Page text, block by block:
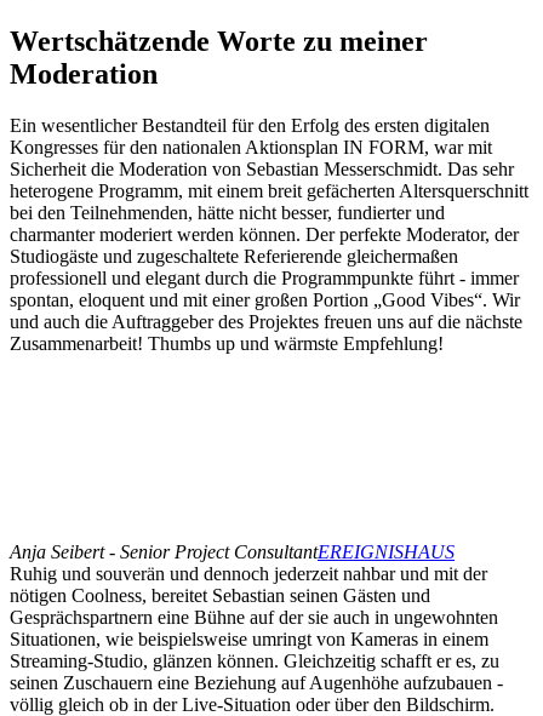
Wertschätzende Worte zu meiner
Moderation
Ein wesentlicher Bestandteil für den Erfolg des ersten digitalen
Kongresses für den nationalen Aktionsplan IN FORM, war mit
Sicherheit die Moderation von Sebastian Messerschmidt. Das sehr
heterogene Programm, mit einem breit gefächerten Altersquerschnitt
bei den Teilnehmenden, hätte nicht besser, fundierter und
charmanter moderiert werden können. Der perfekte Moderator, der
Studiogäste und zugeschaltete Referierende gleichermaßen
professionell und elegant durch die Programmpunkte führt - immer
spontan, eloquent und mit einer großen Portion „Good Vibes“. Wir
und auch die Auftraggeber des Projektes freuen uns auf die nächste
Zusammenarbeit! Thumbs up und wärmste Empfehlung!
Anja Seibert - Senior Project ConsultantEREIGNISHAUS
Ruhig und souverän und dennoch jederzeit nahbar und mit der
nötigen Coolness, bereitet Sebastian seinen Gästen und
Gesprächspartnern eine Bühne auf der sie auch in ungewohnten
Situationen, wie beispielsweise umringt von Kameras in einem
Streaming-Studio, glänzen können. Gleichzeitig schafft er es, zu
seinen Zuschauern eine Beziehung auf Augenhöhe aufzubauen -
völlig gleich ob in der Live-Situation oder über den Bildschirm.